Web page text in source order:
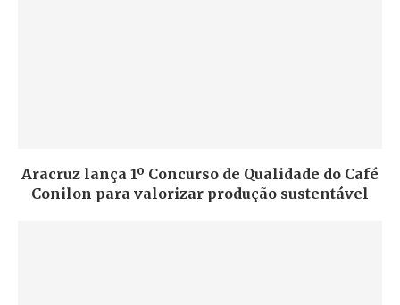
Aracruz lança 1º Concurso de Qualidade do Café
Conilon para valorizar produção sustentável